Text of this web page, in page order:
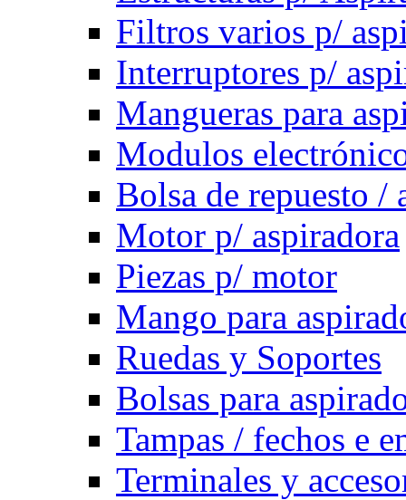
Filtros varios p/
Interruptores p/
Mangueras para
Modulos
Bolsa de repuesto /
Motor p/ aspiradora
Piezas p/ motor
Mango para
Ruedas y Soportes
Bolsas para
Tampas / fechos e
Terminales y